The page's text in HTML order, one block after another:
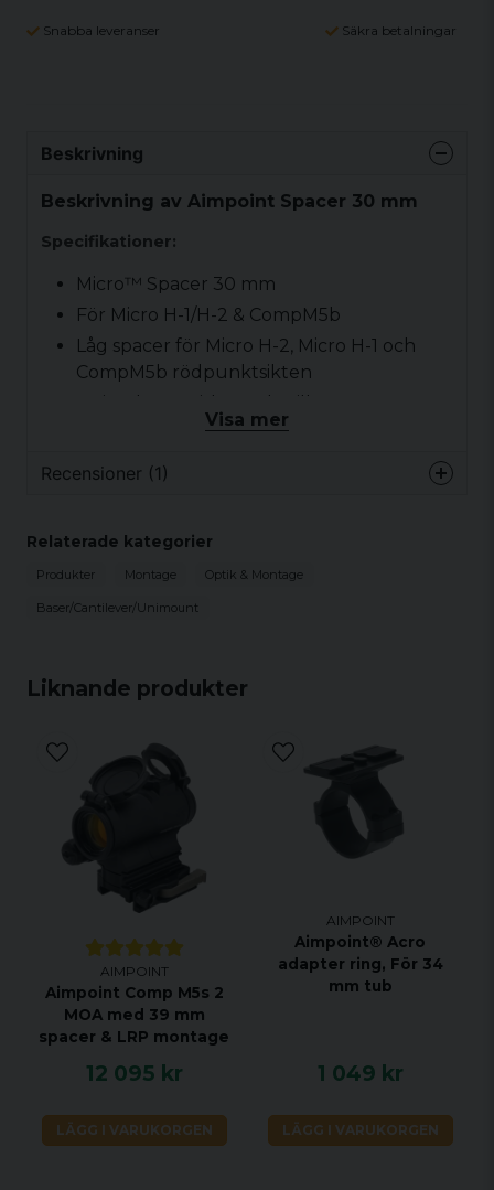
Snabba leveranser Säkra betalningar
Liknande produkter
AIMPOINT
Aimpoint Comp M5s 2
MOA med 39 mm
spacer & LRP montage
12 095 kr
LÄGG I VARUKORGEN
AIMPOINT
Aimpoint® Acro
adapter ring, För 34
mm tub
1 049 kr
LÄGG I VARUKORGEN
Beskrivning
Beskrivning av Aimpoint Spacer 30 mm
Specifikationer:
Micro™ Spacer 30 mm
För Micro H-1/H-2 & CompM5b
Låg spacer för Micro H-2, Micro H-1 och
CompM5b rödpunktsikten
0,5 mm utskjutning/sida
MEDFÖLJER: Skruvar (Torx), Låsvätska och
Visa mer
Recensioner (1)
Gunnar Torbjörn Ener
Blev perfekt höjd äntligen.
Relaterade kategorier
Produkter Montage Optik & Montage
Baser/Cantilever/Unimount